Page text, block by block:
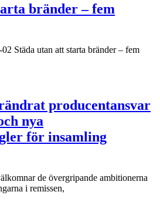
bränder – fem
Städa utan att starta bränder – fem
producentansvar
nya
för insamling
de övergripande ambitionerna
i remissen,